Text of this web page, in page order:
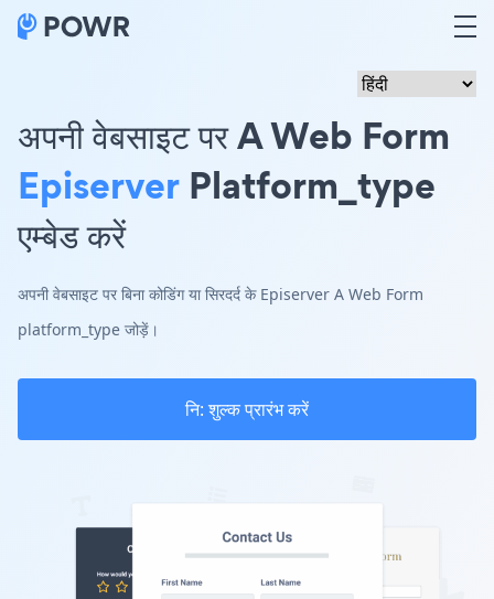
अपनी वेबसाइट पर A Web Form
Episerver Platform_type
एम्बेड करें
अपनी वेबसाइट पर बिना कोडिंग या सिरदर्द के Episerver A Web Form
platform_type जोड़ें।
नि: शुल्क प्रारंभ करें